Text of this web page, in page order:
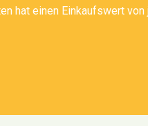
hat einen Einkaufswert von